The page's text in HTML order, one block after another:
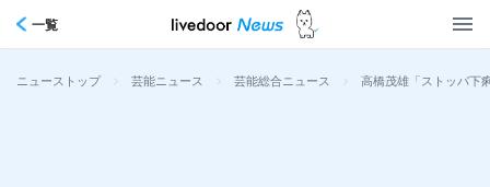
一覧
ニューストップ > 芸能ニュース > 芸能総合ニュース > 高橋茂雄「ストッパ下